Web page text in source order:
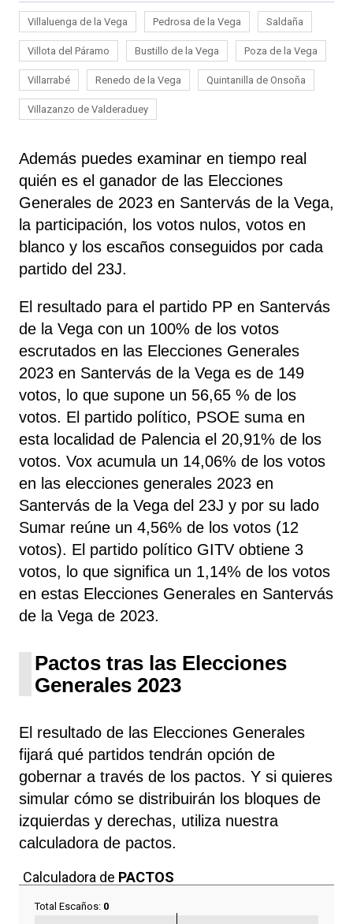
Villaluenga de la Vega Pedrosa de la Vega Saldaña
Villota del Páramo Bustillo de la Vega Poza de la Vega
Villarrabé Renedo de la Vega Quintanilla de Onsoña
Villazanzo de Valderaduey
Además puedes examinar en tiempo real
quién es el ganador de las Elecciones
Generales de 2023 en Santervás de la Vega,
la participación, los votos nulos, votos en
blanco y los escaños conseguidos por cada
partido del 23J.
El resultado para el partido PP en Santervás
de la Vega con un 100% de los votos
escrutados en las Elecciones Generales
2023 en Santervás de la Vega es de 149
votos, lo que supone un 56,65 % de los
votos. El partido político, PSOE suma en
esta localidad de Palencia el 20,91% de los
votos. Vox acumula un 14,06% de los votos
en las elecciones generales 2023 en
Santervás de la Vega del 23J y por su lado
Sumar reúne un 4,56% de los votos (12
votos). El partido político GITV obtiene 3
votos, lo que significa un 1,14% de los votos
en estas Elecciones Generales en Santervás
de la Vega de 2023.
Pactos tras las Elecciones
Generales 2023
El resultado de las Elecciones Generales
fijará qué partidos tendrán opción de
gobernar a través de los pactos. Y si quieres
simular cómo se distribuirán los bloques de
izquierdas y derechas, utiliza nuestra
calculadora de pactos.
Calculadora de PACTOS
Total Escaños: 0